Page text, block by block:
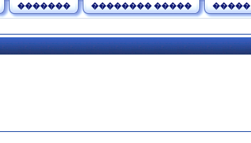
������� �������� ����� �����